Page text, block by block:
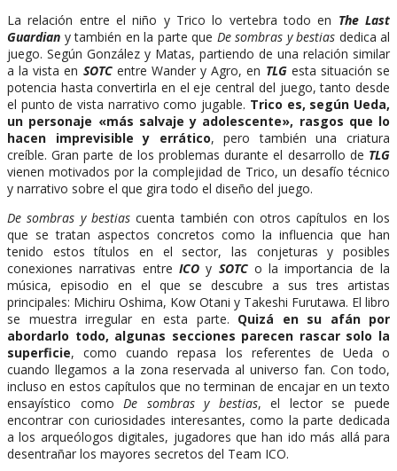
La relación entre el niño y Trico lo vertebra todo en The Last
Guardian y también en la parte que De sombras y bestias dedica al
juego. Según González y Matas, partiendo de una relación similar
a la vista en SOTCentre Wander y Agro, en TLGesta situación se
potencia hasta convertirla en el eje central del juego, tanto desde
el punto de vista narrativo como jugable. Trico es, según Ueda,
un personaje «más salvaje y adolescente», rasgos que lo
hacen imprevisible y errático, pero también una criatura
creíble. Gran parte de los problemas durante el desarrollo de TLG
vienen motivados por la complejidad de Trico, un desafío técnico
y narrativo sobre el que gira todo el diseño del juego.
De sombras y bestiascuenta también con otros capítulos en los
que se tratan aspectos concretos como la influencia que han
tenido estos títulos en el sector, las conjeturas y posibles
conexiones narrativas entre ICOy SOTCo la importancia de la
música, episodio en el que se descubre a sus tres artistas
principales: Michiru Oshima, Kow Otani y Takeshi Furutawa. El libro
se muestra irregular en esta parte. Quizá en su afán por
abordarlo todo, algunas secciones parecen rascar solo la
superficie, como cuando repasa los referentes de Ueda o
cuando llegamos a la zona reservada al universo fan. Con todo,
incluso en estos capítulos que no terminan de encajar en un texto
ensayístico como De sombras y bestias, el lector se puede
encontrar con curiosidades interesantes, como la parte dedicada
a los arqueólogos digitales, jugadores que han ido más allá para
desentrañar los mayores secretos del Team ICO.